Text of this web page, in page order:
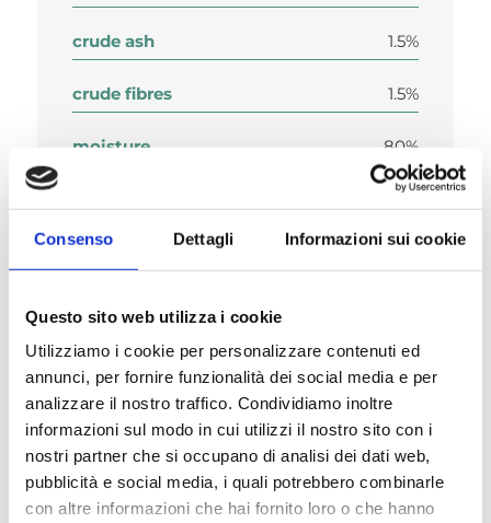
Consenso Dettagli Informazioni sui cookie
Questo sito web utilizza i cookie
Utilizziamo i cookie per personalizzare contenuti ed
annunci, per fornire funzionalità dei social media e per
analizzare il nostro traffico. Condividiamo inoltre
informazioni sul modo in cui utilizzi il nostro sito con i
nostri partner che si occupano di analisi dei dati web,
pubblicità e social media, i quali potrebbero combinarle
con altre informazioni che hai fornito loro o che hanno
crude ash 1.5%
crude fibres 1.5%
moisture 80%
0.22%
P 0.17%
Composition